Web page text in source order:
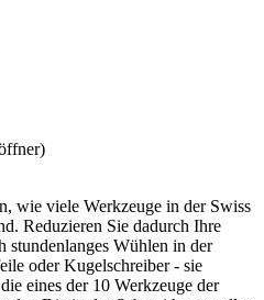
wie viele Werkzeuge in der Swiss
Reduzieren Sie dadurch Ihre
stundenlanges Wühlen in der
oder Kugelschreiber - sie
eines der 10 Werkzeuge der